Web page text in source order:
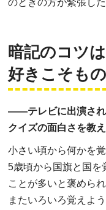
暗記のコツは
好きこそも
――テレビに出演され
クイズの面白さを教
小さい頃から何かを
5歳頃から国旗と国を
ことが多いと褒めら
またいろいろ覚えよ